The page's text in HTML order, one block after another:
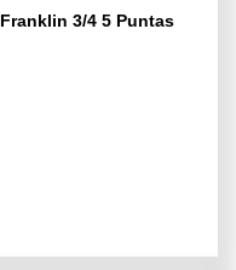
3/4 5 Puntas